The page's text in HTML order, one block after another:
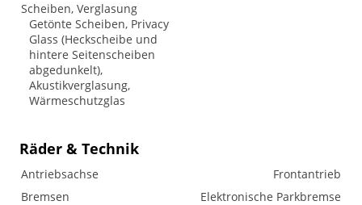
Scheiben, Verglasung
Getönte Scheiben, Privacy
Glass (Heckscheibe und
hintere Seitenscheiben
abgedunkelt),
Akustikverglasung,
Wärmeschutzglas
Räder & Technik
Antriebsachse
Frontantrieb
Bremsen
Elektronische Parkbremse